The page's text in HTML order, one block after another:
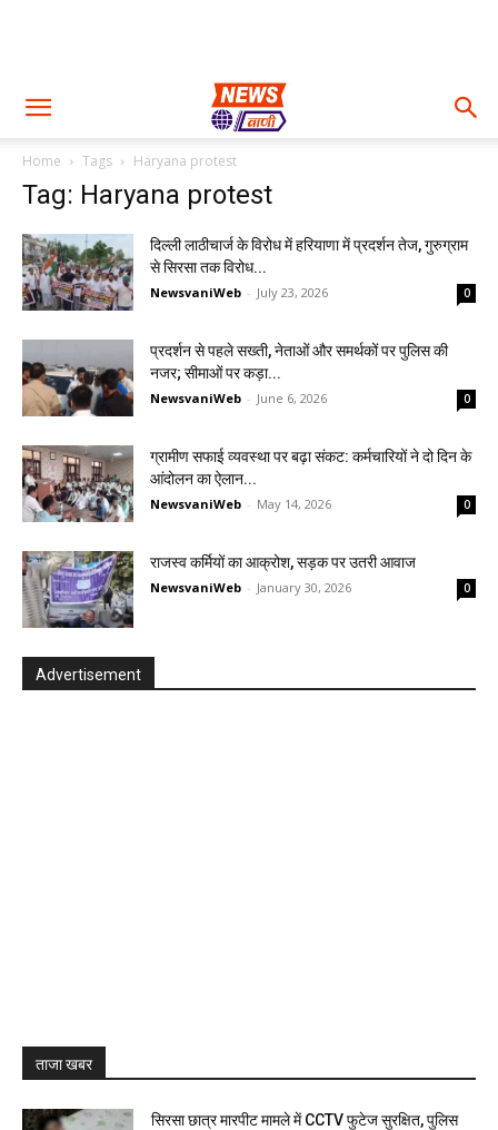
Home Tags Haryana protest
Tag: Haryana protest
दिल्ली लाठीचार्ज के विरोध में हरियाणा में प्रदर्शन तेज, गुरुग्राम
से सिरसा तक विरोध...
NewsvaniWeb - July 23, 2026 0
प्रदर्शन से पहले सख्ती, नेताओं और समर्थकों पर पुलिस की
नजर; सीमाओं पर कड़ा...
NewsvaniWeb - June 6, 2026 0
ग्रामीण सफाई व्यवस्था पर बढ़ा संकट: कर्मचारियों ने दो दिन के
आंदोलन का ऐलान...
NewsvaniWeb - May 14, 2026 0
राजस्व कर्मियों का आक्रोश, सड़क पर उतरी आवाज
NewsvaniWeb - January 30, 2026 0
Advertisement
ताजा खबर
सिरसा छात्र मारपीट मामले में CCTV फुटेज सुरक्षित, पुलिस